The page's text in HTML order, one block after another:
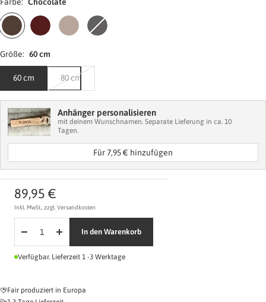
ChocolateBurgundyGreige Grey
Größe: 60 cm
60 cm 80 cm
Anhänger personalisieren
mit deinem Wunschnamen. Separate Lieferung in ca. 10
Tagen.
Für 7,95 € hinzufügen
Material wählen
Naturleder
Angebotspreis
89,95 €
Inkl. MwSt., zzgl. Versandkosten
Menge
verringern
Menge
erhöhen
In den Warenkorb
Verfügbar. Lieferzeit 1 -3 Werktage
Fair produziert in Europa